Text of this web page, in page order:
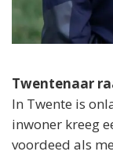
Twentenaar
In Twente is
inwoner kreeg
voordeed als